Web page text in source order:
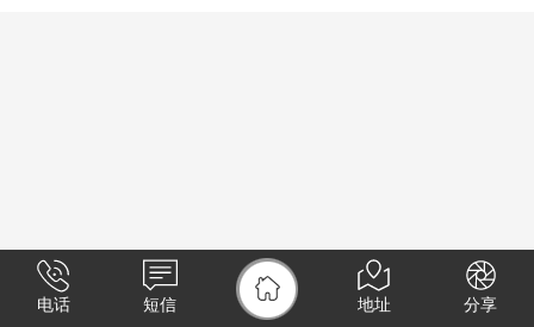
电话 短信 地址 分享